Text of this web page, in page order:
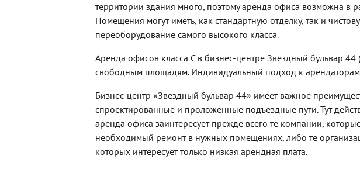
территории здания много, поэтому аренда офиса возможна в
Помещения могут иметь, как стандартную отделку, так и
переоборудование самого высокого класса.
Аренда офисов класса C в бизнес-центре Звездный бульвар
свободным площадям. Индивидуальный подход к
Бизнес-центр «Звездный бульвар 44» имеет важное
спроектированные и проложенные подъездные пути. Тут
аренда офиса заинтересует прежде всего те компании,
необходимый ремонт в нужных помещениях, либо те
которых интересует только низкая арендная плата.